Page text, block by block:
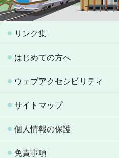
リンク集
はじめての方へ
ウェブアクセシビリティ
サイトマップ
個人情報の保護
免責事項